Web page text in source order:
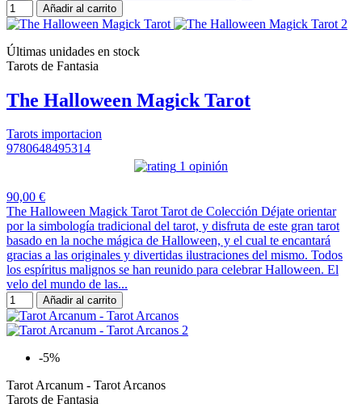
Añadir al carrito
Últimas unidades en stock
Tarots de Fantasia
The Halloween Magick Tarot
Tarots importacion
9780648495314
1 opinión
90,00 €
The Halloween Magick Tarot Tarot de Colección Déjate orientar
por la simbología tradicional del tarot, y disfruta de este gran tarot
basado en la noche mágica de Halloween, y el cual te encantará
gracias a las originales y divertidas ilustraciones del mismo. Todos
los espíritus malignos se han reunido para celebrar Halloween. El
velo del mundo de las...
Añadir al carrito
-5%
Tarot Arcanum - Tarot Arcanos
Tarots de Fantasia